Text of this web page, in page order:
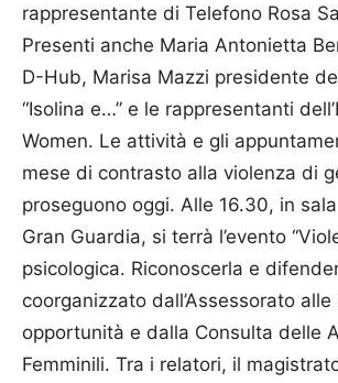
rappresentante di Telefono Rosa
Presenti anche Maria Antonietta
D-Hub, Ma­risa Mazzi presidente
“Isolina e…” e le rappresentanti
Women. Le attività e gli
mese di contrasto alla violenza di
proseguono oggi. Alle 16.30, in
Gran Guardia, si terrà l’evento
psicologica. Rico­noscerla e
coorganizzato dall’As­ses­sorato alle
opportunità e dalla Consulta delle
Femminili. Tra i relatori, il